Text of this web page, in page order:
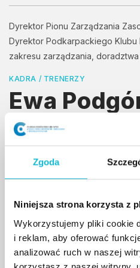
Zgoda
Niniejsza strona korzysta z
Wykorzystujemy pliki cookie
i reklam, aby oferować
analizować ruch w naszej
Dyrektor Pionu Zarządzania
Dyrektor Podkarpackiego Klubu
zakresu zarządzania,
KADRA / TRENERZY
Ewa
EMBA
Ewa Podgórska jest
europeistyki, a także
zarządzania zasobami
certyfikowanego trenera
Assessment Center.